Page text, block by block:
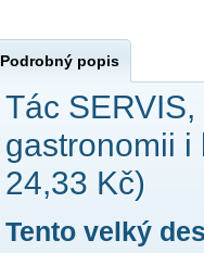
Podrobný popis
Tác
gastronomii i
24,33 Kč)
Tento velký